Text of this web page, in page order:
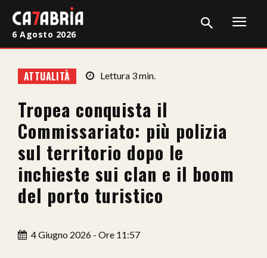
Cronaca
Giudiziaria
Politica
Sport
Attualità
6 Agosto 2026
ATTUALITÀ Lettura 3min.
Tropea conquista il
Commissariato: più polizia
sul territorio dopo le
inchieste sui clan e il boom
del porto turistico
4 Giugno 2026 - Ore 11:57